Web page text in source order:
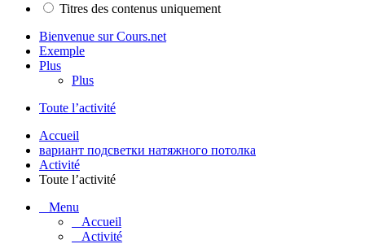
Titres des contenus uniquement
Bienvenue sur Cours.net
Exemple
Plus
Plus
Toute l’activité
Accueil
вариант подсветки натяжного потолка
Activité
Toute l’activité
Menu
Accueil
Activité